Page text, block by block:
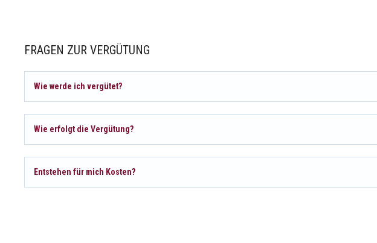
FRAGEN ZUR VERGÜTUNG
Wie werde ich vergütet?
Wie erfolgt die Vergütung?
Entstehen für mich Kosten?